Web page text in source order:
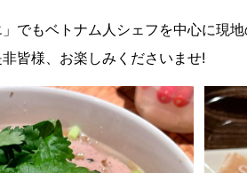
でもベトナム人シェフを中心に現
皆様、お楽しみくださいませ!